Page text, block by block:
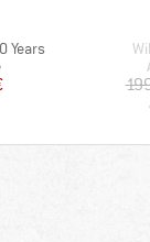
Years
Preis